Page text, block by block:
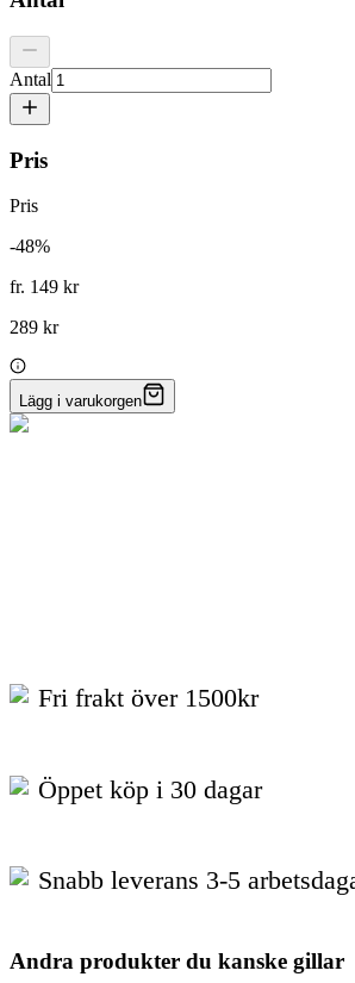
Antal
Pris
Pris
-48%
fr. 149 kr
289 kr
Lägg i varukorgen
Fri frakt över 1500kr
Öppet köp i 30 dagar
Snabb leverans 3-5
Andra produkter du kanske gillar